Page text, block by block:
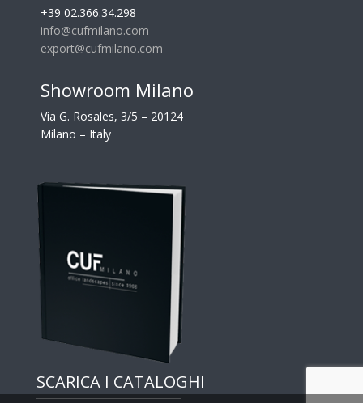
+39 02.366.34.298
info@cufmilano.com
export@cufmilano.com
Showroom Milano
Via G. Rosales, 3/5 – 20124
Milano – Italy
SCARICA I CATALOGHI